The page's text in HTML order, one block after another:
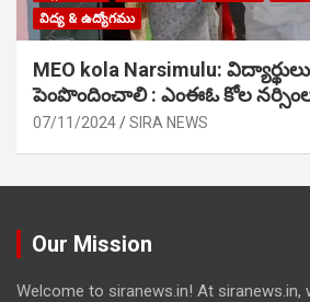
విద్య & ఉద్యోగము
MEO kola Narsimulu:
పెంపొందించాలి : ఎంఈఓ కోల
07/11/2024 SIRA NEWS
Our Mission
Welcome to siranews.in! At siranews.in,